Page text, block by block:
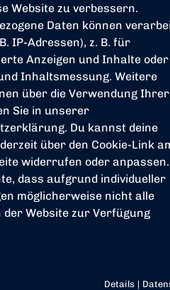
Website zu verbessern.
Daten können
IP-Adressen), z. B. für
Anzeigen und Inhalte oder
Inhaltsmessung. Weitere
über die Verwendung Ihrer
Sie in unserer
. Du kannst deine
über den Cookie-Link
widerrufen oder anpassen.
dass aufgrund individueller
möglicherweise nicht alle
der Website zur Verfügung
Details |